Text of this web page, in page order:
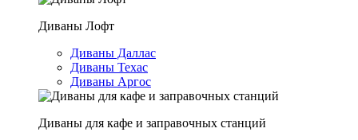
Диваны Лофт
Диваны Даллас
Диваны Техас
Диваны Аргос
Диваны для кафе и заправочных станций